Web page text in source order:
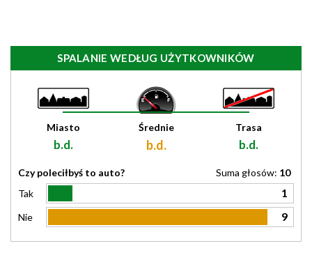
SPALANIE WEDŁUG UŻYTKOWNIKÓW
Miasto
b.d.
Średnie
b.d.
Trasa
b.d.
Czy poleciłbyś to auto? Suma głosów: 10
Tak
1
Nie 9